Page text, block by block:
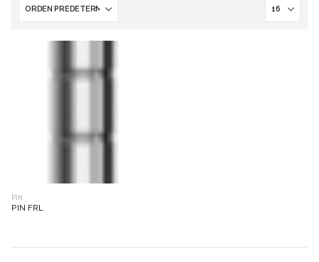
PIN
PIN FRL